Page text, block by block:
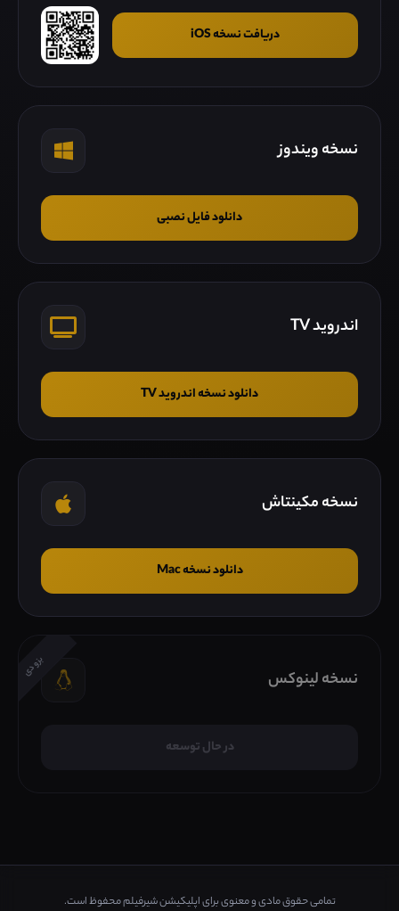
دریافت نسخه iOS
نسخه ویندوز
دانلود فایل نصبی
اندروید TV
دانلود نسخه اندروید TV
نسخه مکینتاش
دانلود نسخه Mac
بزودی
نسخه لینوکس
در حال توسعه
تمامی حقوق مادی و معنوی برای اپلیکیشن شیرفیلم محفوظ است.